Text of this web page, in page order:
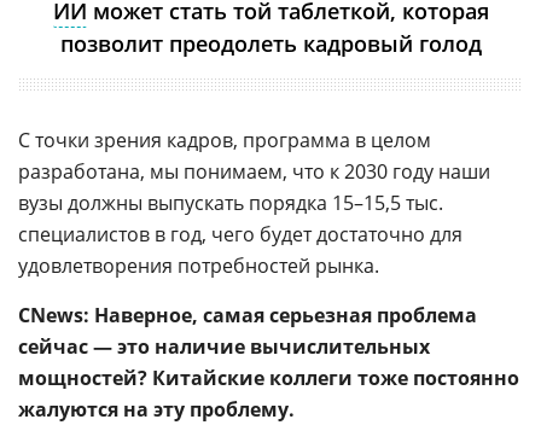
ИИ может стать той таблеткой, которая
позволит преодолеть кадровый голод
С точки зрения кадров, программа в целом
разработана, мы понимаем, что к 2030 году наши
вузы должны выпускать порядка 15–15,5 тыс.
специалистов в год, чего будет достаточно для
удовлетворения потребностей рынка.
CNews: Наверное, самая серьезная проблема
сейчас — это наличие вычислительных
мощностей? Китайские коллеги тоже постоянно
жалуются на эту проблему.